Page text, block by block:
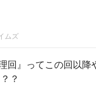
ムズ
回』ってこの回以降
？